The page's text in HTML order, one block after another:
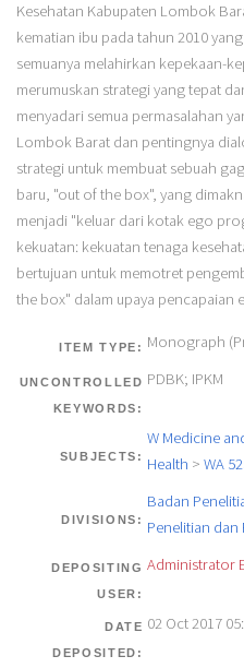
Kesehatan Kabupaten Lombok
kematian ibu pada tahun 2010
semuanya melahirkan kepekaan-
merumuskan strategi yang tepat
menyadari semua permasalahan
Lombok Barat dan pentingnya
strategi untuk membuat sebuah
baru, "out of the box", yang
menjadi "keluar dari kotak ego
kekuatan: kekuatan tenaga
bertujuan untuk memotret
the box" dalam upaya pencapaian
ITEM TYPE: Monograph
UNCONTROLLED
KEYWORDS:
PDBK; IPKM
SUBJECTS:
W Medicine
Health > WA
DIVISIONS:
Badan
Penelitian dan
DEPOSITING
USER:
Administrator
DATE
DEPOSITED:
02 Oct 2017